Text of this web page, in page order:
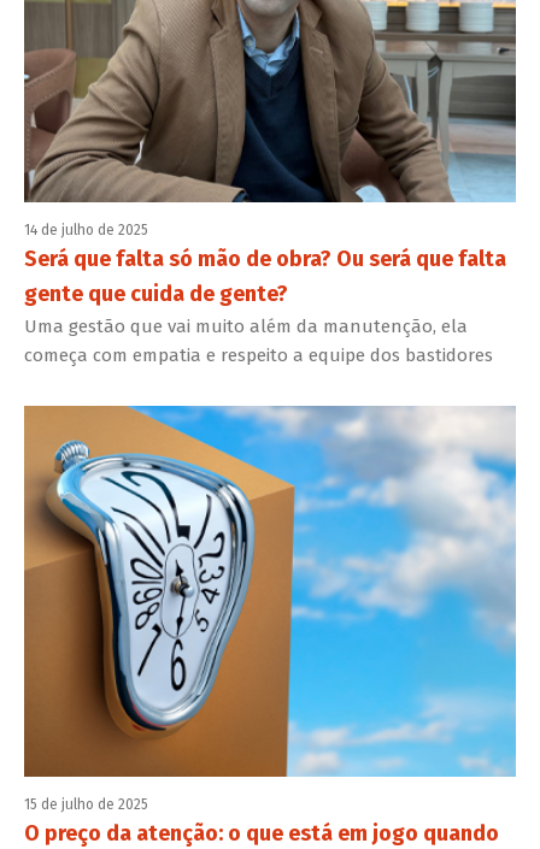
14 de julho de 2025
Será que falta só mão de obra? Ou será que falta
gente que cuida de gente?
Uma gestão que vai muito além da manutenção, ela
começa com empatia e respeito a equipe dos bastidores
15 de julho de 2025
O preço da atenção: o que está em jogo quando